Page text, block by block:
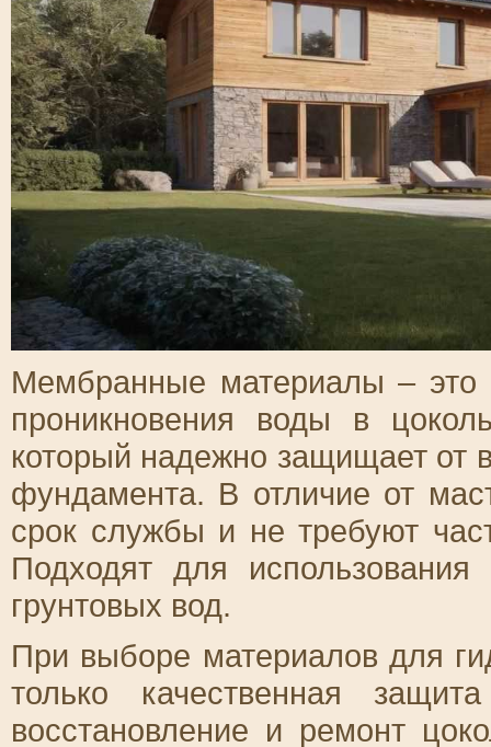
Мембранные материалы – это
проникновения воды в
который надежно защищает от
фундамента. В отличие от
срок службы и не требуют
Подходят для
грунтовых вод.
При выборе материалов для
только качественная
восстановление и ремонт